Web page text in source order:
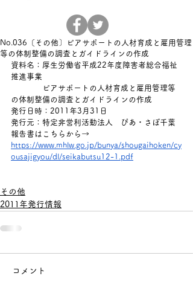
No.036〔その他〕ピアサポートの人材育成と雇用管理
等の体制整備の調査とガイドラインの作成
資料名：厚生労働省平成22年度障害者総合福祉
推進事業
ピアサポートの人材育成と雇用管理等
の体制整備の調査とガイドラインの作成
発行日時： 2011年3月31日
発行元： 特定非営利活動法人　ぴあ・さぽ千葉
報告書はこちらから→
https://www.mhlw.go.jp/bunya/shougaihoken/cy
ousajigyou/dl/seikabutsu12-1.pdf
その他
2011年発行情報
コメント